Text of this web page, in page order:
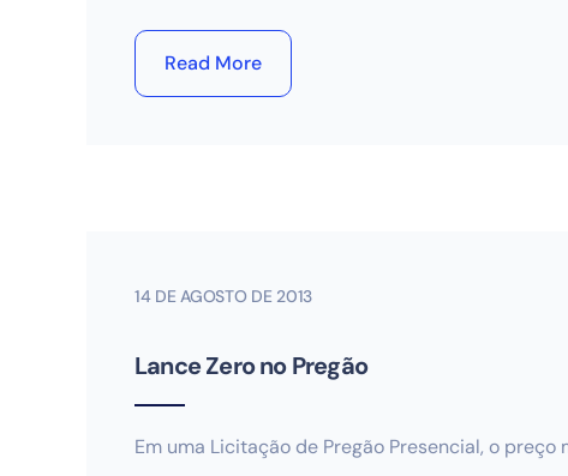
Read More
14 DE AGOSTO DE 2013
Lance Zero no Pregão
Em uma Licitação de Pregão Presencial, o